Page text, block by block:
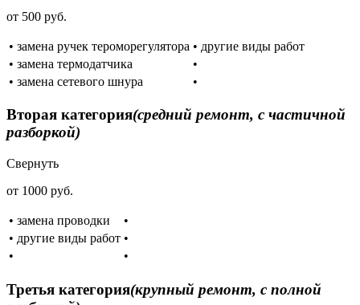
от 500 руб.
• замена ручек тероморегулятора • другие виды работ
• замена термодатчика
•
• замена сетевого шнура
•
Вторая категория(средний ремонт, с частичной
разборкой)
Свернуть
от 1000 руб.
• замена проводки
•
• другие виды работ •
•
•
Третья категория(крупный ремонт, с полной